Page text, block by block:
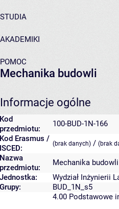
STUDIA
AKADEMIKI
POMOC
Mechanika budowli
Informacje ogólne
Kod
przedmiotu:
100-BUD-1N-166
Kod Erasmus /
ISCED:
(brak danych) / (brak
Nazwa
przedmiotu:
Mechanika budowli
Jednostka:
Wydział Inżynierii
Grupy:
BUD_1N_s5
4.00 Podstawowe